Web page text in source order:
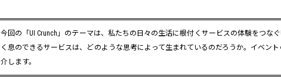
今回の「UI Crunch」のテーマは、私たちの日々の生活に根付くサービスの体験をつな
く息のできるサービスは、どのような思考によって生まれているのだろうか。イベン
介します。